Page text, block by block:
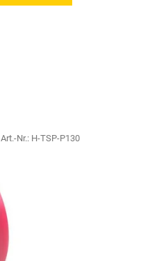
Art.-Nr.: H-TSP-P130